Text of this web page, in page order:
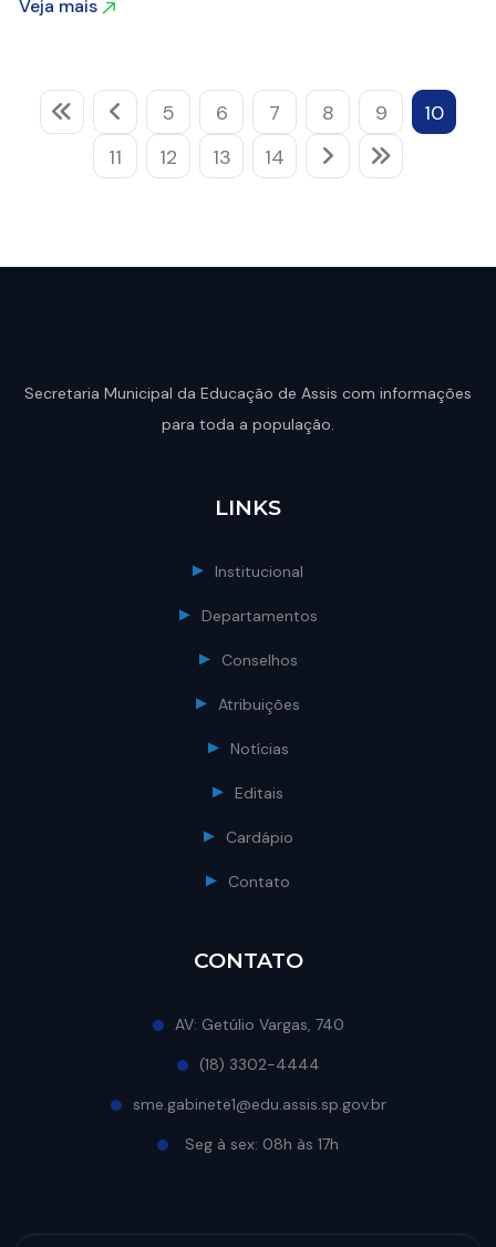
Veja mais
5 6 7 8 9
10
11
12 13 14
Secretaria Municipal da Educação de Assis com informações
para toda a população.
LINKS
Institucional
Departamentos
Conselhos
Atribuições
Notícias
Editais
Cardápio
Contato
CONTATO
AV: Getúlio Vargas, 740
(18) 3302-4444
sme.gabinete1@edu.assis.sp.gov.br
Seg à sex: 08h às 17h